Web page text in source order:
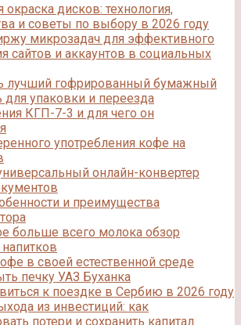
дисков: технология,
и советы по выбору в 2026 году
микрозадач для эффективного
сайтов и аккаунтов в социальных
лучший гофрированный бумажный
для упаковки и переезда
КГП-7-3 и для чего он
употребления кофе на
онлайн-конвертер
и преимущества
больше всего молока обзор
в своей естественной среде
печку УАЗ Буханка
к поездке в Сербию в 2026 году
из инвестиций: как
потери и сохранить капитал